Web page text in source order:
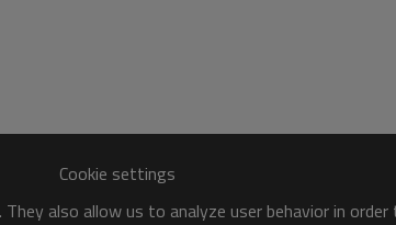
Cookie settings
also allow us to analyze user behavior in